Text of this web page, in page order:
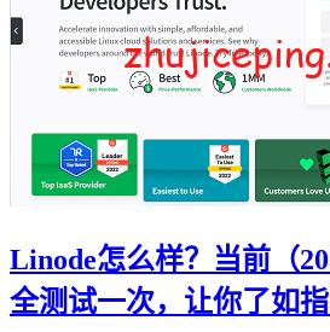
Linode怎么样？当前（
全测试一次，让你了如指